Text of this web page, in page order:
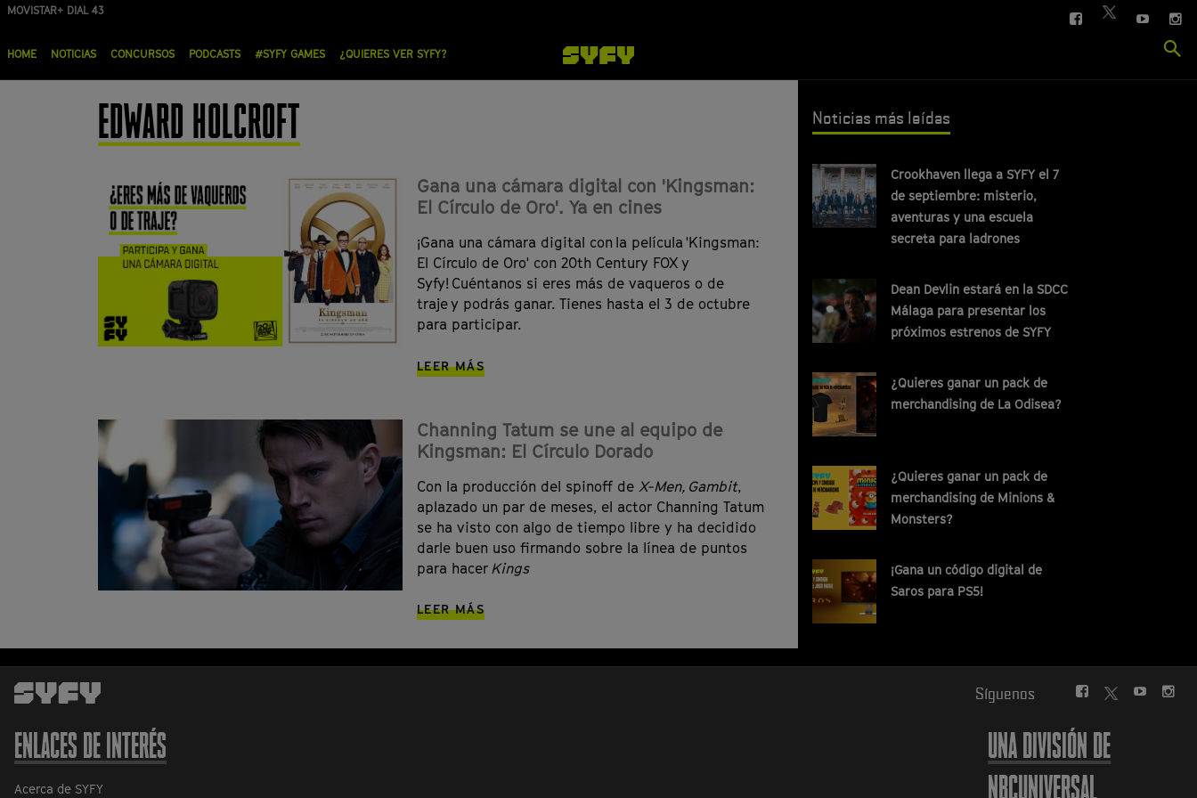
Pasar
contenido
MOVISTAR+ DIAL 43
FACEBOOK
TWITTER
YOUTUBE
principal
HOME NOTICIAS CONCURSOS PODCASTS #SYFY GAMES ¿QUIERES VER SYFY?
EDWARD HOLCROFT
Gana una cámara digital con 'Kingsman:
El Círculo de Oro'. Ya en cines
¡Gana una cámara digital con la película 'Kingsman:
El Círculo de Oro' con 20th Century FOX y
Syfy! Cuéntanos si eres más de vaqueros o de
traje y podrás ganar. Tienes hasta el 3 de octubre
para participar.
LEER MÁS
Channing Tatum se une al equipo de
Kingsman: El Círculo Dorado
Con la producción del spinoff de X-Men, Gambit,
aplazado un par de meses, el actor Channing Tatum
se ha visto con algo de tiempo libre y ha decidido
darle buen uso firmando sobre la línea de puntos
para hacer Kings
LEER MÁS
Noticias más leídas
Crookhaven llega a SYFY el 7
de septiembre: misterio,
aventuras y una escuela
secreta para ladrones
Dean Devlin estará en la SDCC
Málaga para presentar los
próximos estrenos de SYFY
¿Quieres ganar un pack de
merchandising de La Odisea?
¿Quieres ganar un pack de
merchandising de Minions &
Monsters?
¡Gana un código digital de
Saros para PS5!
Síguenos
FACEBOOK
YOUTUBE
ENLACES DE INTERÉS
Acerca de SYFY
UNA DIVISIÓN DE
NBCUNIVERSAL